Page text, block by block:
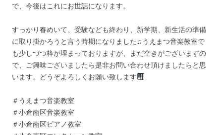
で、今後はこれにお世話になります。
すっかり春めいて、受験なども終わり、新学期、新生活の準備
に取り掛かろうと言う時期になりました♫うえまつ音楽教室で
も少しづつ枠が埋まっておりますが、まだ空きがございますの
で、ご興味ございましたら是非お問い合わせ頂けましたらと思
います。どうぞよろしくお願い致します
＃うえまつ音楽教室
＃小倉南区音楽教室
＃小倉南区ピアノ教室